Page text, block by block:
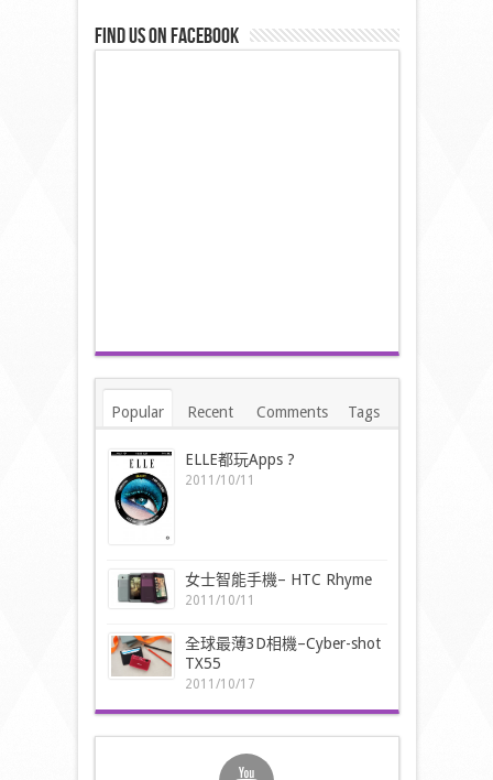
Find us on Facebook
Popular Recent Comments Tags
ELLE都玩Apps ?
2011/10/11
女士智能手機– HTC Rhyme
2011/10/11
全球最薄3D相機–Cyber-shot
TX55
2011/10/17